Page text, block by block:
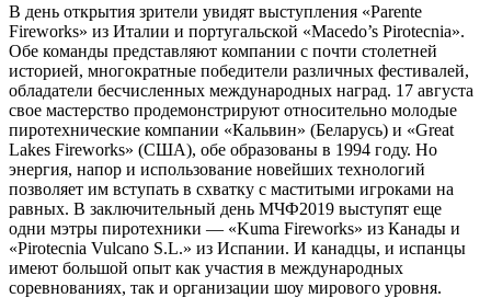
В день открытия зрители увидят выступления «Parente
Fireworks» из Италии и португальской «Macedo’s Pirotecnia».
Обе команды представляют компании с почти столетней
историей, многократные победители различных фестивалей,
обладатели бесчисленных международных наград. 17 августа
свое мастерство продемонстрируют относительно молодые
пиротехнические компании «Кальвин» (Беларусь) и «Great
Lakes Fireworks» (США), обе образованы в 1994 году. Но
энергия, напор и использование новейших технологий
позволяет им вступать в схватку с маститыми игроками на
равных. В заключительный день МЧФ2019 выступят еще
одни мэтры пиротехники — «Kuma Fireworks» из Канады и
«Pirotecnia Vulcano S.L.» из Испании. И канадцы, и испанцы
имеют большой опыт как участия в международных
соревнованиях, так и организации шоу мирового уровня.